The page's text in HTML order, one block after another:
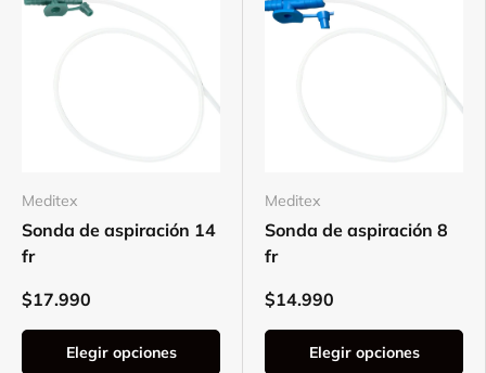
Meditex
Sonda de aspiración 14
fr
$17.990
Elegir opciones
Meditex
Sonda de aspiración 8
fr
$14.990
Elegir opciones